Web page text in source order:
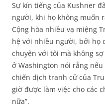
Sự kín tiếng của Kushner
người, khi họ không muốn
Cộng hòa nhiều vạ miệng
hệ với nhiều người, bởi họ
chuyện với tôi mà không
ở Washington nói rằng
chiến dịch tranh cử của
giờ được làm việc cho các
nữa”.